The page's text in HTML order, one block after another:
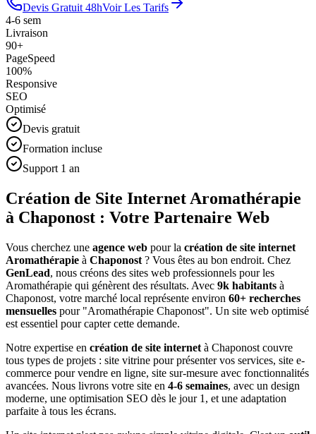
Devis Gratuit 48hVoir Les Tarifs
4-6 sem
Livraison
90+
PageSpeed
100%
Responsive
SEO
Optimisé
Devis gratuit
Formation incluse
Support 1 an
Création de Site Internet Aromathérapie
à Chaponost : Votre Partenaire Web
Vous cherchez une agence web pour la création de site internet
Aromathérapie à Chaponost ? Vous êtes au bon endroit. Chez
GenLead, nous créons des sites web professionnels pour les
Aromathérapie qui génèrent des résultats. Avec 9k habitants à
Chaponost, votre marché local représente environ 60+ recherches
mensuelles pour "Aromathérapie Chaponost". Un site web optimisé
est essentiel pour capter cette demande.
Notre expertise en création de site internet à Chaponost couvre
tous types de projets : site vitrine pour présenter vos services, site e-
commerce pour vendre en ligne, site sur-mesure avec fonctionnalités
avancées. Nous livrons votre site en 4-6 semaines, avec un design
moderne, une optimisation SEO dès le jour 1, et une adaptation
parfaite à tous les écrans.